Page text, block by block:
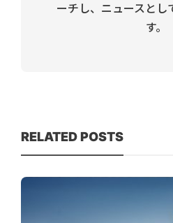
ーチし、ニュースとし
す。
RELATED POSTS